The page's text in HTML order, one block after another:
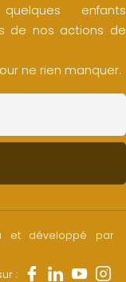
enfants
de nos actions de
ne rien manquer.
et développé par
: